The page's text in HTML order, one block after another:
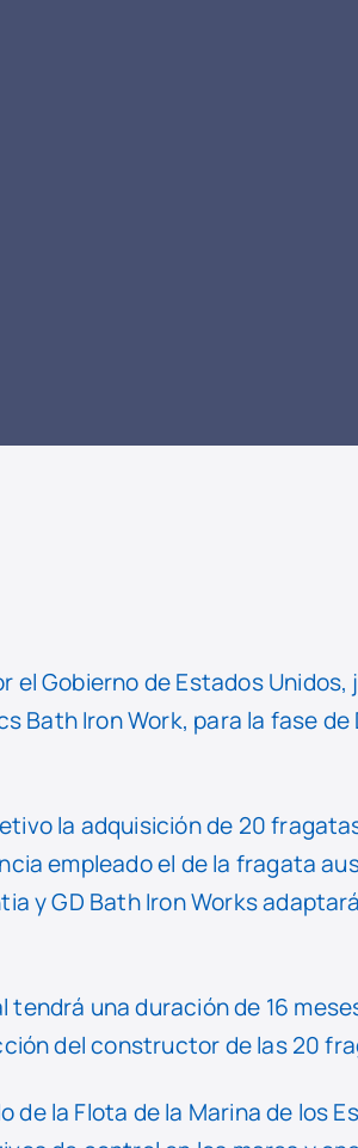
el Gobierno de Estados
Bath Iron Work, para la fase
la adquisición de 20
empleado el de la fragata
y GD Bath Iron Works
una duración de 16
del constructor de las 20
de la Flota de la Marina de los